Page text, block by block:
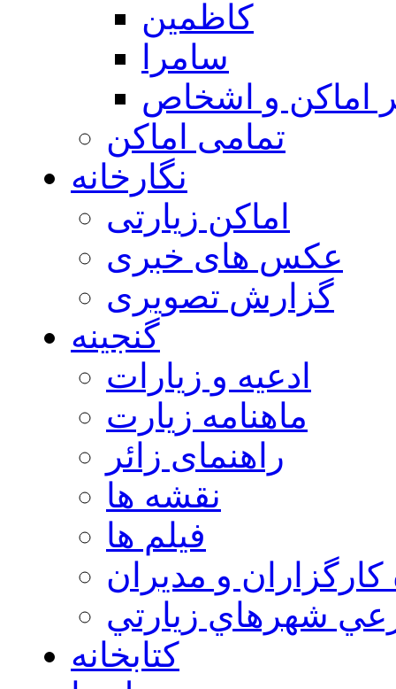
كاظمين
سامرا
اماكن و اشخاص
تمامی اماکن
نگارخانه
اماکن زیارتی
عکس های خبری
گزارش تصویری
گنجینه
ادعیه و زیارات
ماهنامه زیارت
راهنمای زائر
نقشه ها
فیلم ها
كارگزاران و مديران
شهرهاي زيارتي
کتابخانه